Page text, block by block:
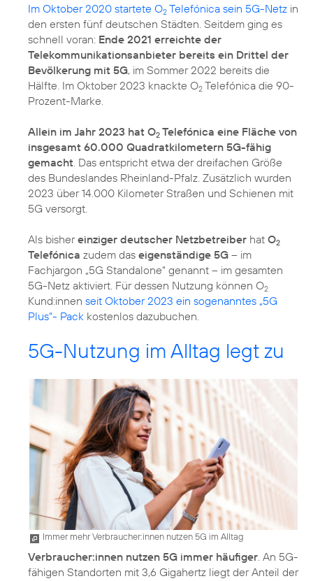
Im Oktober 2020 startete O2 Telefónica sein 5G-Netz in
den ersten fünf deutschen Städten. Seitdem ging es
schnell voran: Ende 2021 erreichte der
Telekommunikationsanbieter bereits ein Drittel der
Bevölkerung mit 5G, im Sommer 2022 bereits die
Hälfte. Im Oktober 2023 knackte O2 Telefónica die 90-
Prozent-Marke.
Allein im Jahr 2023 hat O2 Telefónica eine Fläche von
insgesamt 60.000 Quadratkilometern 5G-fähig
gemacht . Das entspricht etwa der dreifachen Größe
des Bundeslandes Rheinland-Pfalz. Zusätzlich wurden
2023 über 14.000 Kilometer Straßen und Schienen mit
5G versorgt.
Als bishereinziger deutscher Netzbetreiber hat O2
Telefónica zudem das eigenständige 5G – im
Fachjargon „5G Standalone“ genannt – im gesamten
5G-Netz aktiviert. Für dessen Nutzung können O2
Kund:innen seit Oktober 2023 ein sogenanntes „5G
Plus“- Pack kostenlos dazubuchen.
5G-Nutzung im Alltag legt zu
Immer mehr Verbraucher:innen nutzen 5G im Alltag
Verbraucher:innen nutzen 5G immer häufiger. An 5G-
fähigen Standorten mit 3,6 Gigahertz liegt der Anteil der